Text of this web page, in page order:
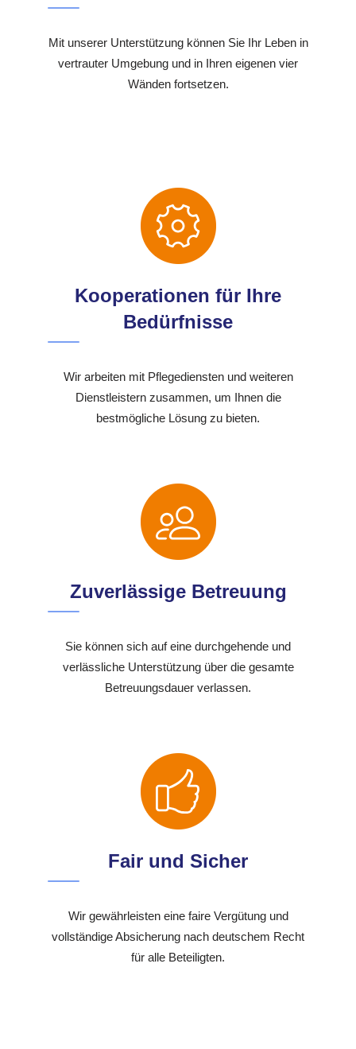
Mit unserer Unterstützung können Sie Ihr Leben in
vertrauter Umgebung und in Ihren eigenen vier
Wänden fortsetzen.
Kooperationen für Ihre
Bedürfnisse
Wir arbeiten mit Pflegediensten und weiteren
Dienstleistern zusammen, um Ihnen die
bestmögliche Lösung zu bieten.
Zuverlässige Betreuung
Sie können sich auf eine durchgehende und
verlässliche Unterstützung über die gesamte
Betreuungsdauer verlassen.
Fair und Sicher
Wir gewährleisten eine faire Vergütung und
vollständige Absicherung nach deutschem Recht
für alle Beteiligten.